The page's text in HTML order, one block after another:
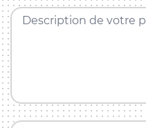
Description de votre